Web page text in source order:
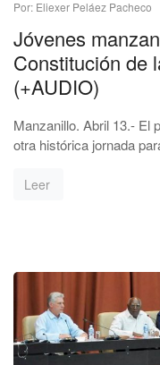
Por: Eliexer Peláez Pacheco
Jóvenes
Constitución de
(+AUDIO)
Manzanillo. Abril 13.- El
otra histórica jornada
Leer